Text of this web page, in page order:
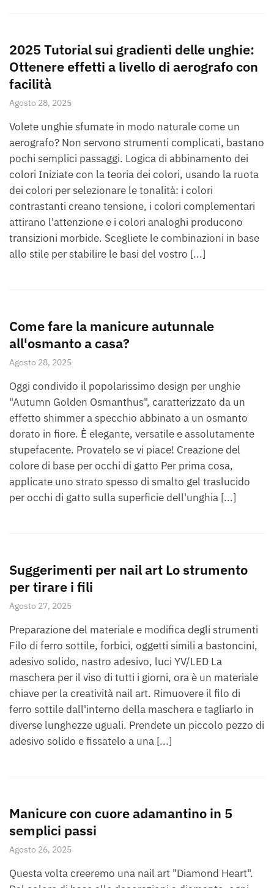
2025 Tutorial sui gradienti delle unghie:
Ottenere effetti a livello di aerografo con
facilità
Agosto 28, 2025
Volete unghie sfumate in modo naturale come un
aerografo? Non servono strumenti complicati, bastano
pochi semplici passaggi. Logica di abbinamento dei
colori Iniziate con la teoria dei colori, usando la ruota
dei colori per selezionare le tonalità: i colori
contrastanti creano tensione, i colori complementari
attirano l'attenzione e i colori analoghi producono
transizioni morbide. Scegliete le combinazioni in base
allo stile per stabilire le basi del vostro [...]
Come fare la manicure autunnale
all'osmanto a casa?
Agosto 28, 2025
Oggi condivido il popolarissimo design per unghie
"Autumn Golden Osmanthus", caratterizzato da un
effetto shimmer a specchio abbinato a un osmanto
dorato in fiore. È elegante, versatile e assolutamente
stupefacente. Provatelo se vi piace! Creazione del
colore di base per occhi di gatto Per prima cosa,
applicate uno strato spesso di smalto gel traslucido
per occhi di gatto sulla superficie dell'unghia [...]
Suggerimenti per nail art Lo strumento
per tirare i fili
Agosto 27, 2025
Preparazione del materiale e modifica degli strumenti
Filo di ferro sottile, forbici, oggetti simili a bastoncini,
adesivo solido, nastro adesivo, luci YV/LED La
maschera per il viso di tutti i giorni, ora è un materiale
chiave per la creatività nail art. Rimuovere il filo di
ferro sottile dall'interno della maschera e tagliarlo in
diverse lunghezze uguali. Prendete un piccolo pezzo di
adesivo solido e fissatelo a una [...]
Manicure con cuore adamantino in 5
semplici passi
Agosto 26, 2025
Questa volta creeremo una nail art "Diamond Heart".